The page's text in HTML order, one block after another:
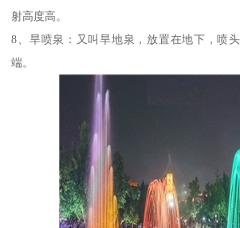
射高度高。
8、旱喷泉：又叫旱地泉，放置在地下，喷
端。